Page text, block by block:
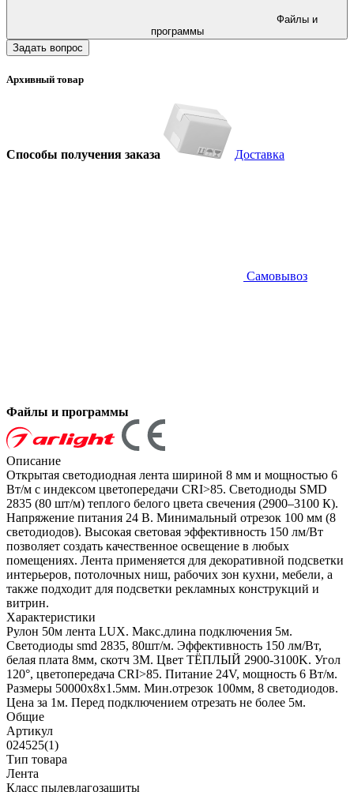
программы
Задать вопрос
Архивный товар
Способы получения заказа Доставка
Самовывоз
Файлы и программы
Описание
Открытая светодиодная лента шириной 8 мм и мощностью 6
Вт/м с индексом цветопередачи CRI>85. Светодиоды SMD
2835 (80 шт/м) теплого белого цвета свечения (2900–3100 К).
Напряжение питания 24 В. Минимальный отрезок 100 мм (8
светодиодов). Высокая световая эффективность 150 лм/Вт
позволяет создать качественное освещение в любых
помещениях. Лента применяется для декоративной подсветки
интерьеров, потолочных ниш, рабочих зон кухни, мебели, а
также подходит для подсветки рекламных конструкций и
витрин.
Характеристики
Рулон 50м лента LUX. Макс.длина подключения 5м.
Светодиоды smd 2835, 80шт/м. Эффективность 150 лм/Вт,
белая плата 8мм, скотч 3М. Цвет ТЁПЛЫЙ 2900-3100K. Угол
120°, цветопередача CRI>85. Питание 24V, мощность 6 Вт/м.
Размеры 50000х8х1.5мм. Мин.отрезок 100мм, 8 светодиодов.
Цена за 1м. Перед подключением отрезать не более 5м.
Общие
Артикул
024525(1)
Тип товара
Лента
Класс пылевлагозащиты